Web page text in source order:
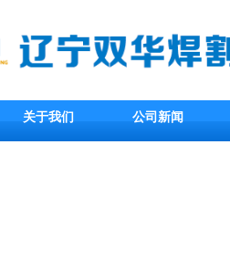
关于我们 公司新闻